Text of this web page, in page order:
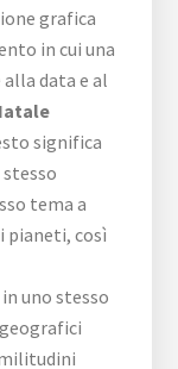
grafica
in cui una
data e al
significa
tema a
pianeti, così
uno stesso